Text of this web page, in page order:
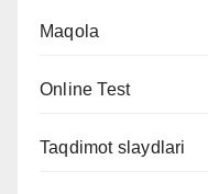
Maqola
Online Test
Taqdimot slaydlari